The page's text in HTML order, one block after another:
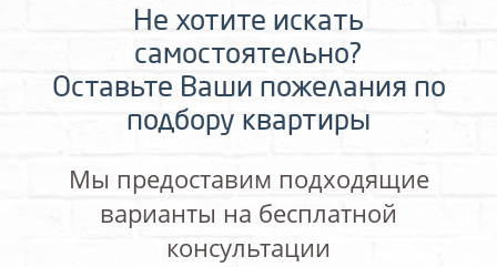
Не хотите искать
самостоятельно?
Оставьте Ваши пожелания по
подбору квартиры
Мы предоставим подходящие
варианты на бесплатной
консультации